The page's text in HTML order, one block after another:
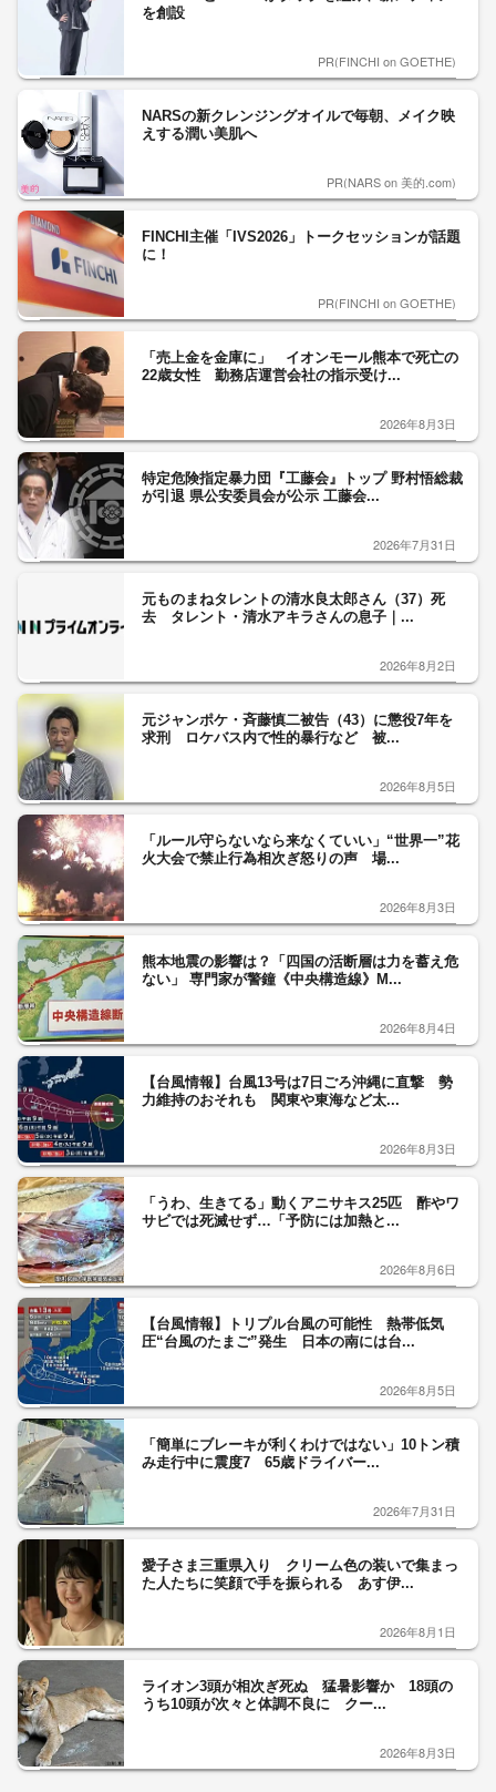
を創設
PR(FINCHI on GOETHE)
NARSの新クレンジングオイルで毎朝、メイク映
えする潤い美肌へ
PR(NARS on 美的.com)
FINCHI主催「IVS2026」トークセッションが話題
に！
PR(FINCHI on GOETHE)
「売上金を金庫に」 イオンモール熊本で死亡の
22歳女性 勤務店運営会社の指示受け...
2026年8月3日
特定危険指定暴力団『工藤会』トップ 野村悟総裁
が引退 県公安委員会が公示 工藤会...
2026年7月31日
元ものまねタレントの清水良太郎さん（37）死
去 タレント・清水アキラさんの息子｜...
2026年8月2日
元ジャンポケ・斉藤慎二被告（43）に懲役7年を
求刑 ロケバス内で性的暴行など 被...
2026年8月5日
「ルール守らないなら来なくていい」“世界一”花
火大会で禁止行為相次ぎ怒りの声 場...
2026年8月3日
熊本地震の影響は？「四国の活断層は力を蓄え危
ない」 専門家が警鐘《中央構造線》M...
2026年8月4日
【台風情報】台風13号は7日ごろ沖縄に直撃 勢
力維持のおそれも 関東や東海など太...
2026年8月3日
「うわ、生きてる」動くアニサキス25匹 酢やワ
サビでは死滅せず…「予防には加熱と...
2026年8月6日
【台風情報】トリプル台風の可能性 熱帯低気
圧“台風のたまご”発生 日本の南には台...
2026年8月5日
「簡単にブレーキが利くわけではない」10トン積
み走行中に震度7 65歳ドライバー...
2026年7月31日
愛子さま三重県入り クリーム色の装いで集まっ
た人たちに笑顔で手を振られる あす伊...
2026年8月1日
ライオン3頭が相次ぎ死ぬ 猛暑影響か 18頭の
うち10頭が次々と体調不良に クー...
2026年8月3日